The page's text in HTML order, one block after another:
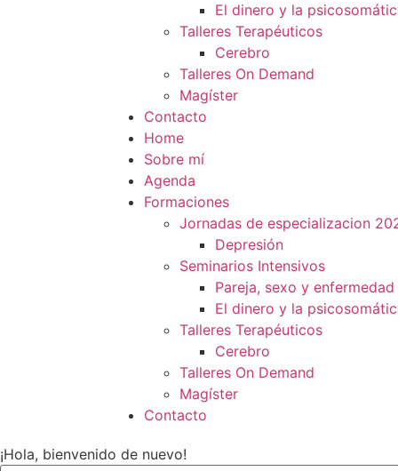
El dinero y la
Talleres Terapéuticos
Cerebro
Talleres On Demand
Magíster
Contacto
Home
Sobre mí
Agenda
Formaciones
Jornadas de especializacion
Depresión
Seminarios Intensivos
Pareja, sexo y enfermedad
El dinero y la
Talleres Terapéuticos
Cerebro
Talleres On Demand
Magíster
Contacto
¡Hola, bienvenido de nuevo!